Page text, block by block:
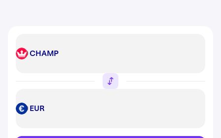
CHAMP CHAMP
EUR EUR